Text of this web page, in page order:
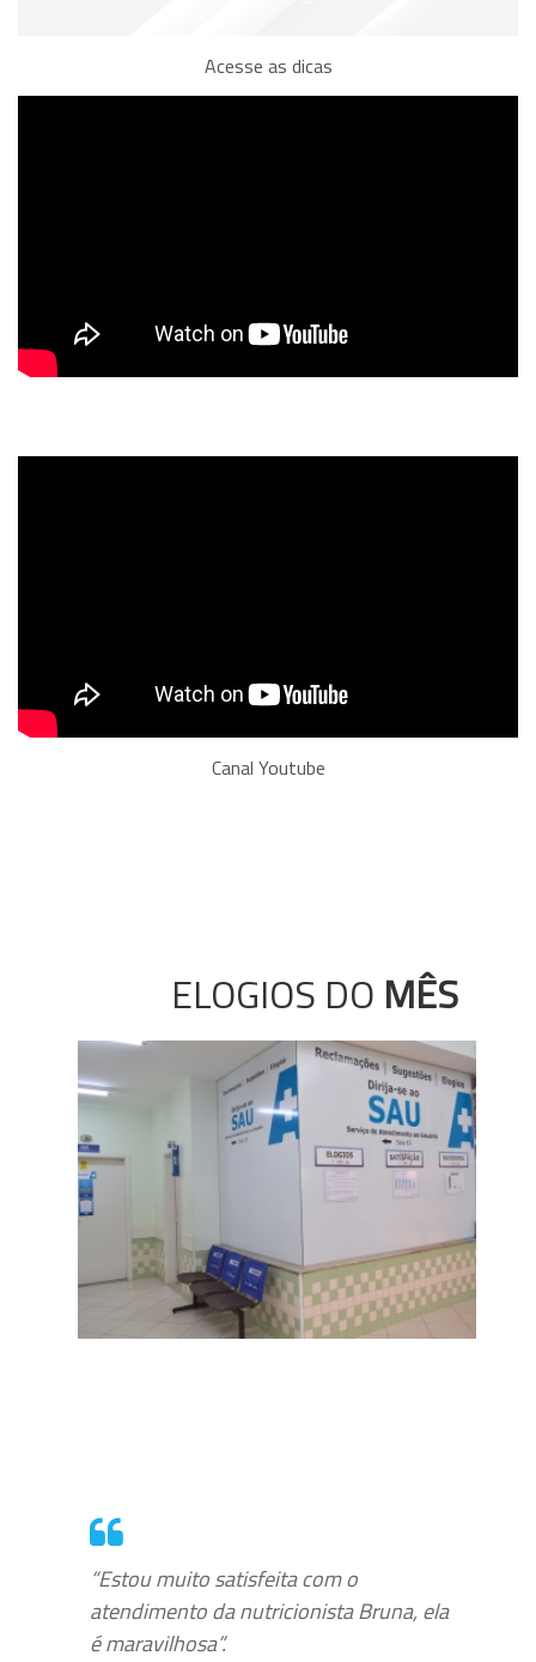
Acesse as dicas
Canal Youtube
ELOGIOS DO MÊS
“Estou muito satisfeita com o
atendimento da nutricionista Bruna, ela
é maravilhosa”.